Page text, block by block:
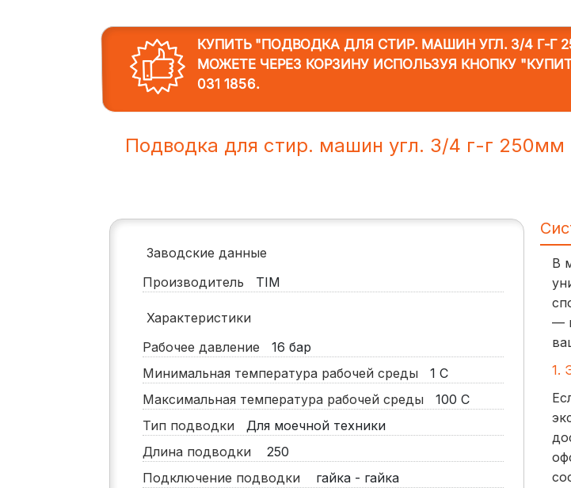
КУПИТЬ "ПОДВОДКА ДЛЯ СТИР. МАШИН УГЛ. 3/4 Г-Г
МОЖЕТЕ ЧЕРЕЗ КОРЗИНУ ИСПОЛЬЗУЯ КНОПКУ
031 1856.
Подводка для стир. машин угл. 3/4 г-г 250мм
Заводские данные
Производитель
TIM
Характеристики
Рабочее давление
16 бар
Минимальная температура рабочей среды
1 С
Максимальная температура рабочей среды
100 С
Тип подводки
Для моечной техники
Длина подводки
250
Подключение подводки
гайка - гайка
В
—
1.